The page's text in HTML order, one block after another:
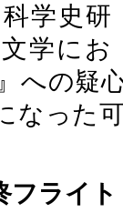
学史研
学にお
への疑
なった
フライト